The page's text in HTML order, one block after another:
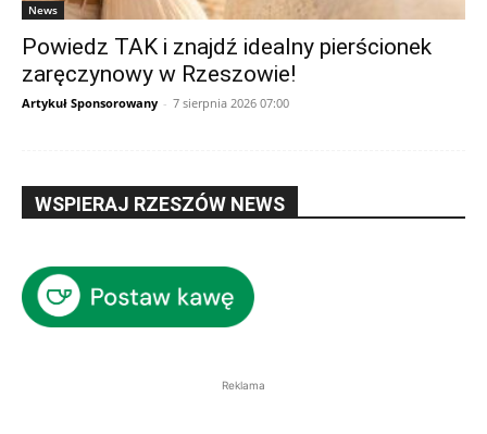
News
Powiedz TAK i znajdź idealny pierścionek
zaręczynowy w Rzeszowie!
Artykuł Sponsorowany - 7 sierpnia 2026 07:00
WSPIERAJ RZESZÓW NEWS
Reklama